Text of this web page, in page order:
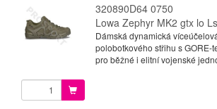
320890D64 0750
Lowa Zephyr MK2 gtx lo
Dámská dynamická
polobotkového střihu s GORE-
pro běžné i elitní vojenské